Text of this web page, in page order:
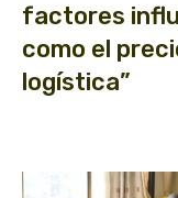
factores
como el
logística”